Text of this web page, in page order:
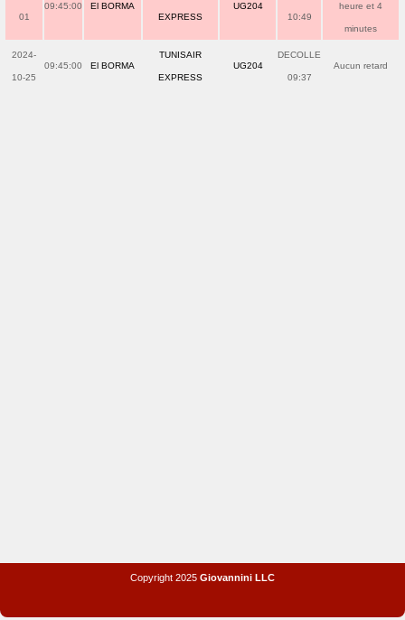
01
09:45:00 El BORMA
EXPRESS
UG204
10:49
heure et 4
minutes
2024-
10-25
09:45:00 El BORMA
TUNISAIR
EXPRESS
UG204
DECOLLE
09:37
Aucun retard
Copyright 2025 Giovannini LLC